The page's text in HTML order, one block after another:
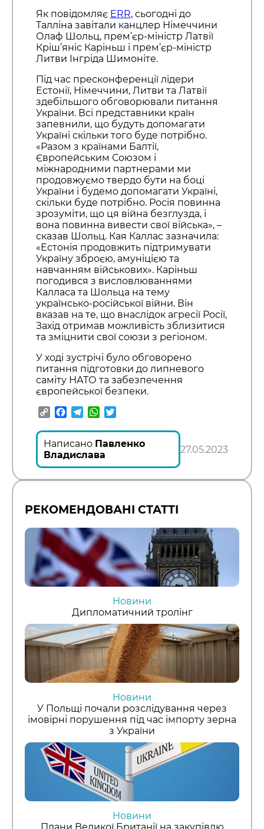
Як повідомляє ERR, сьогодні до
Талліна завітали канцлер Німеччини
Олаф Шольц, прем’єр-міністр Латвії
Кріш’яніс Каріньш і прем’єр-міністр
Литви Інгріда Шимоніте.
Під час пресконференції лідери
Естонії, Німеччини, Литви та Латвії
здебільшого обговорювали питання
України. Всі представники країн
запевнили, що будуть допомагати
Україні скільки того буде потрібно.
«Разом з країнами Балтії,
Європейським Союзом і
міжнародними партнерами ми
продовжуємо твердо бути на боці
України і будемо допомагати Україні,
скільки буде потрібно. Росія повинна
зрозуміти, що ця війна безглузда, і
вона повинна вивести свої війська», –
сказав Шольц. Кая Каллас зазначила:
«Естонія продовжить підтримувати
Україну зброєю, амуніцією та
навчанням військових». Каріньш
погодився з висловлюваннями
Калласа та Шольца на тему
українсько-російської війни. Він
вказав на те, що внаслідок агресії Росії,
Захід отримав можливість зблизитися
та зміцнити свої союзи з регіоном.
У ході зустрічі було обговорено
питання підготовки до липневого
саміту НАТО та забезпечення
європейської безпеки.
CopyFacebook
TelegramWhatsApp
Написано Павленко
Владислава
27.05.2023
РЕКОМЕНДОВАНІ СТАТТІ
Новини
Дипломатичний тролінг
Новини
У Польщі почали розслідування через
імовірні порушення під час імпорту зерна
з України
Новини
Плани Великої Британії на закупівлю